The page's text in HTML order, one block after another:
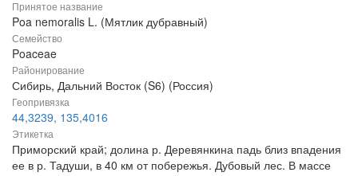
Принятое название
Poa nemoralis L. (Мятлик дубравный)
Семейство
Poaceae
Районирование
Сибирь, Дальний Восток (S6) (Россия)
Геопривязка
44,3239, 135,4016
Этикетка
Приморский край; долина р. Деревянкина падь близ впадения
ее в р. Тадуши, в 40 км от побережья. Дубовый лес. В массе